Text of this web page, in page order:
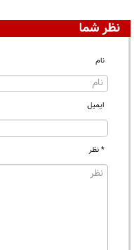
نظر شما
نام
ایمیل
* نظر